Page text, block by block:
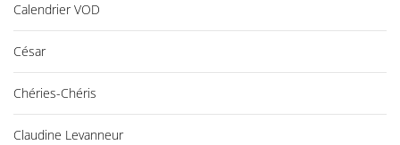
Calendrier VOD
César
Chéries-Chéris
Claudine Levanneur